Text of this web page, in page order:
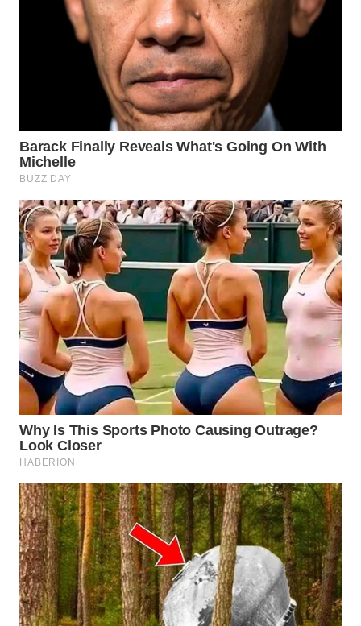
WN
KEPULAUAN
WN
BINJAI
WN
CIREBON
WN
INDRAMAYU
WN
KUNINGAN
WN
MAJALENGKA
WN
WN
SUKABUMI
WN
PURWAKARTA